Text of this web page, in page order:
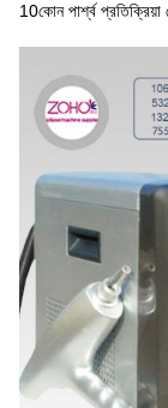
10কোন পার্শ্ব